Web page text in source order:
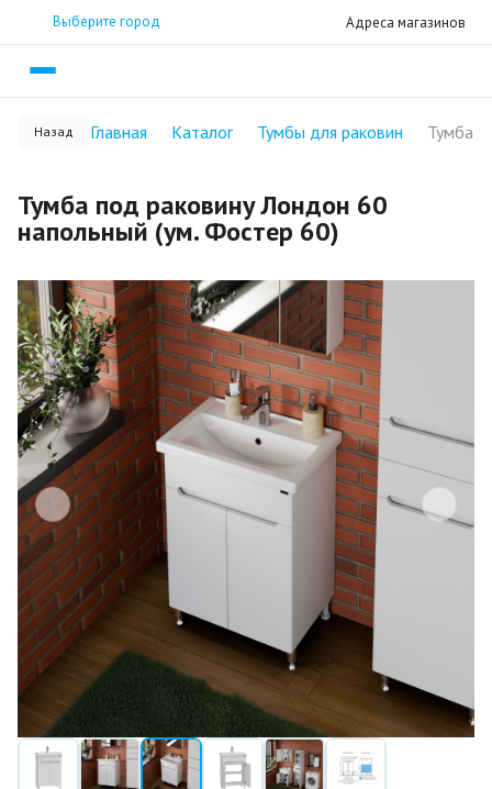
Выберите город Адреса магазинов
Назад Главная Каталог Тумбы для раковин
Тумба под раковину Лондон 60
напольный (ум. Фостер 60)